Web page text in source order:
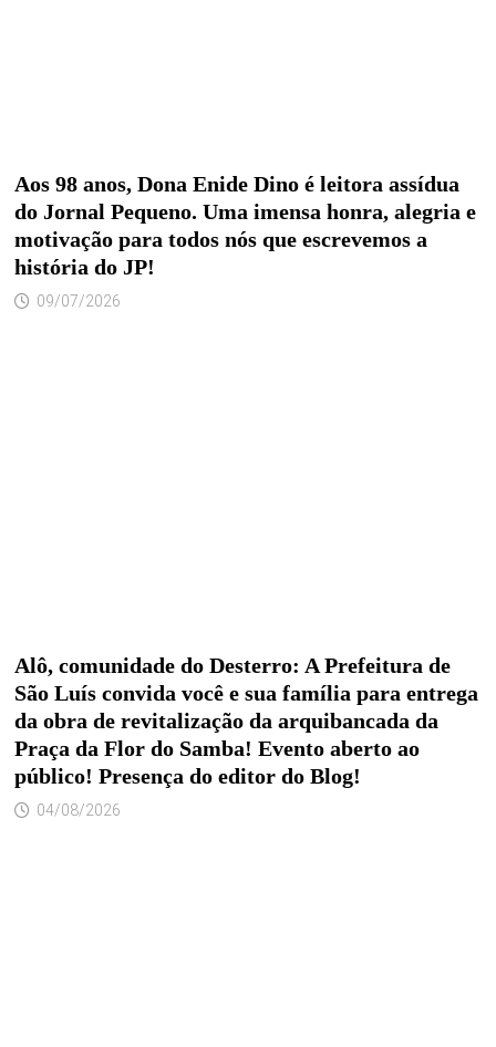
Aos 98 anos, Dona Enide Dino é leitora assídua
do Jornal Pequeno. Uma imensa honra, alegria e
motivação para todos nós que escrevemos a
história do JP!
09/07/2026
Alô, comunidade do Desterro: A Prefeitura de
São Luís convida você e sua família para entrega
da obra de revitalização da arquibancada da
Praça da Flor do Samba! Evento aberto ao
público! Presença do editor do Blog!
04/08/2026